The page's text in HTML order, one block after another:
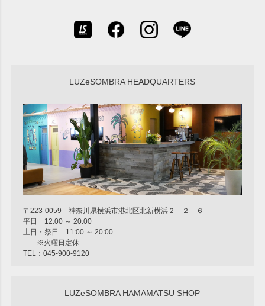
LUZeSOMBRA HEADQUARTERS
〒223-0059 神奈川県横浜市港北区北新横浜２－２－６
平日 12:00 ～ 20:00
土日・祭日 11:00 ～ 20:00
※火曜日定休
TEL：045-900-9120
LUZeSOMBRA HAMAMATSU SHOP